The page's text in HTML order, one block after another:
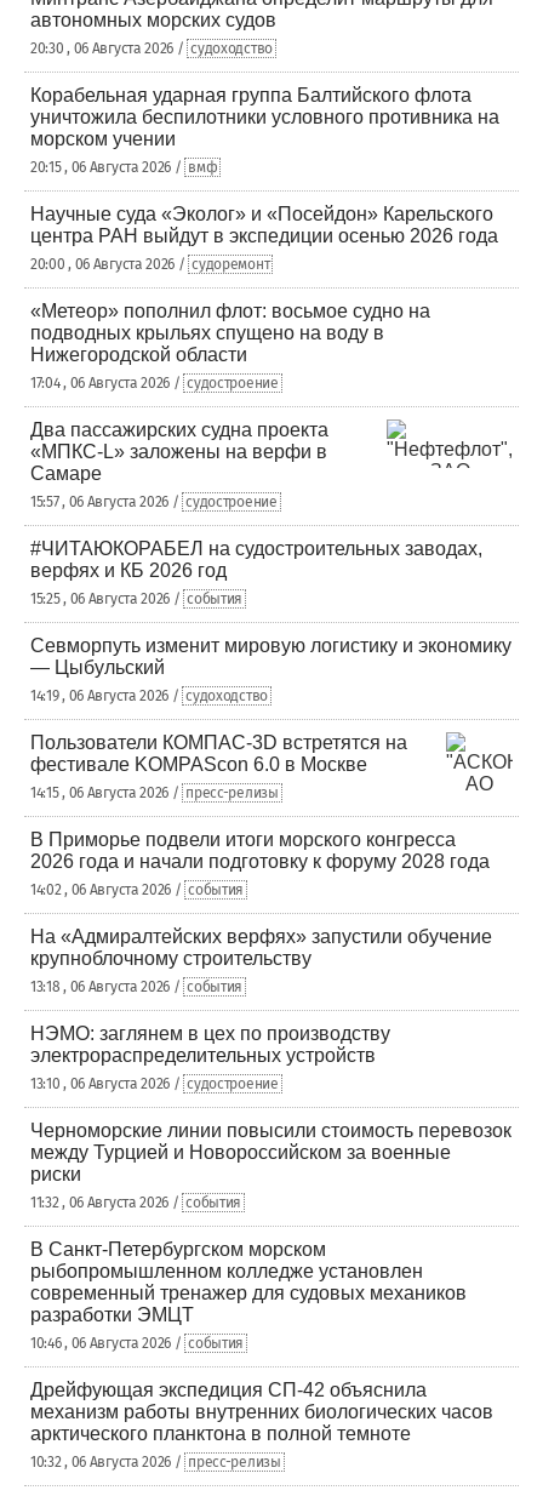
автономных морских судов
20:30 , 06 Августа 2026 / судоходство
Корабельная ударная группа Балтийского флота
уничтожила беспилотники условного противника на
морском учении
20:15 , 06 Августа 2026 / вмф
Научные суда «Эколог» и «Посейдон» Карельского
центра РАН выйдут в экспедиции осенью 2026 года
20:00 , 06 Августа 2026 / судоремонт
«Метеор» пополнил флот: восьмое судно на
подводных крыльях спущено на воду в
Нижегородской области
17:04 , 06 Августа 2026 / судостроение
Два пассажирских судна проекта
«МПКС-L» заложены на верфи в
Самаре
15:57 , 06 Августа 2026 / судостроение
#ЧИТАЮКОРАБЕЛ на судостроительных заводах,
верфях и КБ 2026 год
15:25 , 06 Августа 2026 / события
Севморпуть изменит мировую логистику и экономику
— Цыбульский
14:19 , 06 Августа 2026 / судоходство
Пользователи КОМПАС-3D встретятся на
фестивале KOMPAScon 6.0 в Москве
14:15 , 06 Августа 2026 / пресс-релизы
В Приморье подвели итоги морского конгресса
2026 года и начали подготовку к форуму 2028 года
14:02 , 06 Августа 2026 / события
На «Адмиралтейских верфях» запустили обучение
крупноблочному строительству
13:18 , 06 Августа 2026 / события
НЭМО: заглянем в цех по производству
электрораспределительных устройств
13:10 , 06 Августа 2026 / судостроение
Черноморские линии повысили стоимость перевозок
между Турцией и Новороссийском за военные
риски
11:32 , 06 Августа 2026 / события
В Санкт-Петербургском морском
рыбопромышленном колледже установлен
современный тренажер для судовых механиков
разработки ЭМЦТ
10:46 , 06 Августа 2026 / события
Дрейфующая экспедиция СП-42 объяснила
механизм работы внутренних биологических часов
арктического планктона в полной темноте
10:32 , 06 Августа 2026 / пресс-релизы